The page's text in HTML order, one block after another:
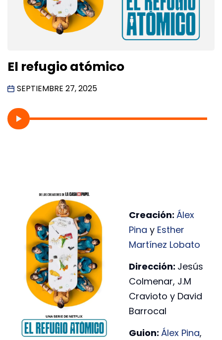
El refugio atómico
SEPTIEMBRE 27, 2025
Creación: Álex
Pina y Esther
Martínez Lobato
Dirección: Jesús
Colmenar, J.M
Cravioto y David
Barrocal
Guion: Álex Pina,